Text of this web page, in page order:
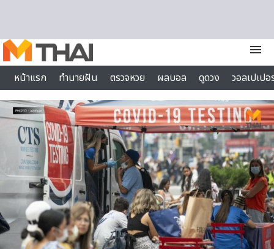
menu
หน้าแรก
ทำนายฝัน ตรวจหวย ผลบอล ดูดวง
วอลเปเป
ไลฟ์สไตล์